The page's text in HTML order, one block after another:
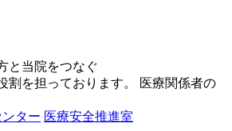
と当院をつなぐ
割を担っております。
医療関係者の
ター 医療安全推進室